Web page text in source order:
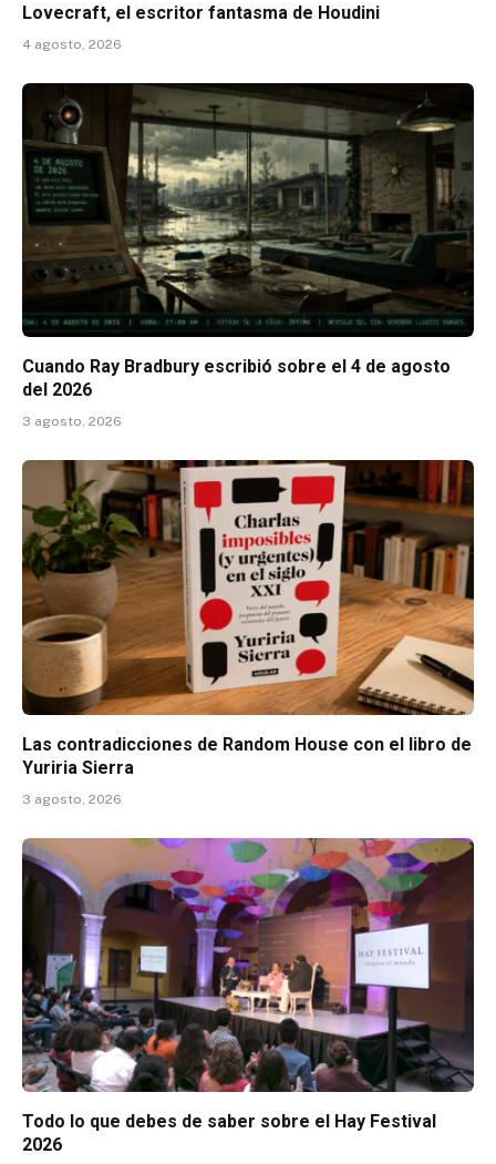
Lovecraft, el escritor fantasma de Houdini
4 agosto, 2026
Cuando Ray Bradbury escribió sobre el 4 de agosto
del 2026
3 agosto, 2026
Las contradicciones de Random House con el libro de
Yuriria Sierra
3 agosto, 2026
Todo lo que debes de saber sobre el Hay Festival
2026